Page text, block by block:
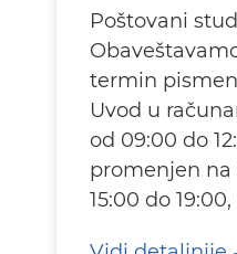
Poštovani
termin
Uvod u
od 09:00 do
promenjen na
15:00 do